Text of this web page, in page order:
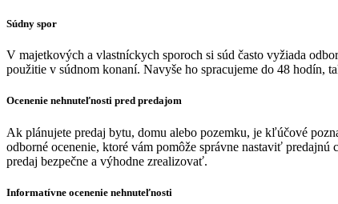
Súdny spor
V majetkových a vlastníckych sporoch si súd často vyžiada
použitie v súdnom konaní. Navyše ho spracujeme do 48 hodín,
Ocenenie nehnuteľnosti pred predajom
Ak plánujete predaj bytu, domu alebo pozemku, je kľúčové
odborné ocenenie, ktoré vám pomôže správne nastaviť
predaj bezpečne a výhodne zrealizovať.
Informatívne ocenenie nehnuteľnosti